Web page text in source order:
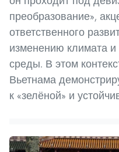
преобразование»,
ответственного
изменению климата
среды. В этом
Вьетнама
к «зелёной» и